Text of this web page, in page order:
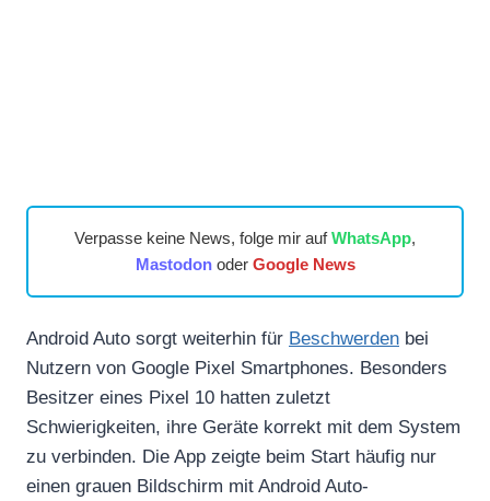
Verpasse keine News, folge mir aufWhatsApp,
Mastodonoder Google News
Android Auto sorgt weiterhin für Beschwerden bei
Nutzern von Google Pixel Smartphones. Besonders
Besitzer eines Pixel 10 hatten zuletzt
Schwierigkeiten, ihre Geräte korrekt mit dem System
zu verbinden. Die App zeigte beim Start häufig nur
einen grauen Bildschirm mit Android Auto-